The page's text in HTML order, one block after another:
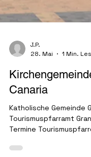
J.P.
28. Mai
1 Min.